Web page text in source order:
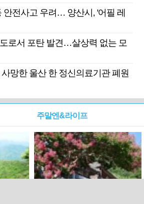
안전사고 우려… 양산시, '어필 레
로서 포탄 발견…살상력 없는 모
망한 울산 한 정신의료기관 폐원
주말엔&라이프